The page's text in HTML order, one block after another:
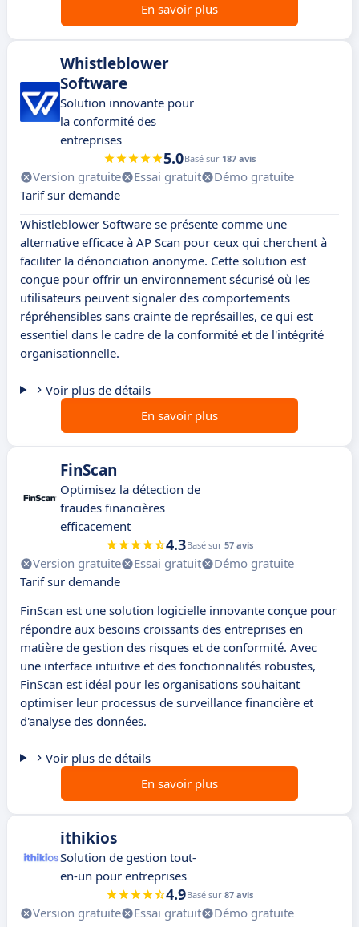
En savoir plus
Whistleblower
Software
Solution innovante pour
la conformité des
entreprises
5.0Basé sur 187 avis
Version gratuite Essai gratuit
Démo gratuite
Tarif sur demande
Whistleblower Software se présente comme une
alternative efficace à AP Scan pour ceux qui cherchent à
faciliter la dénonciation anonyme. Cette solution est
conçue pour offrir un environnement sécurisé où les
utilisateurs peuvent signaler des comportements
répréhensibles sans crainte de représailles, ce qui est
essentiel dans le cadre de la conformité et de l'intégrité
organisationnelle.
Voir plus de détails
En savoir plus
FinScan
Optimisez la détection de
fraudes financières
efficacement
4.3Basé sur 57 avis
Version gratuite Essai gratuit
Démo gratuite
Tarif sur demande
FinScan est une solution logicielle innovante conçue pour
répondre aux besoins croissants des entreprises en
matière de gestion des risques et de conformité. Avec
une interface intuitive et des fonctionnalités robustes,
FinScan est idéal pour les organisations souhaitant
optimiser leur processus de surveillance financière et
d'analyse des données.
Voir plus de détails
En savoir plus
ithikios
Solution de gestion tout-
en-un pour entreprises
4.9Basé sur 87 avis
Version gratuite Essai gratuit
Démo gratuite